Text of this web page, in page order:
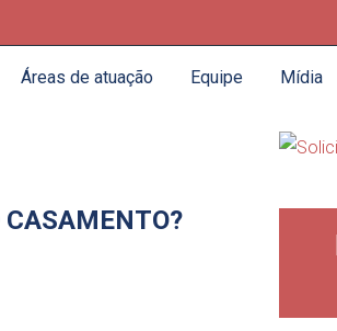
Áreas de atuação Equipe Mídia
CASAMENTO?